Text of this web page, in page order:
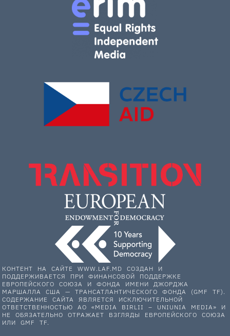
КОНТЕНТ НА САЙТЕ WWW.LAF.MD СОЗДАН И
ПОДДЕРЖИВАЕТСЯ ПРИ ФИНАНСОВОЙ ПОДДЕРЖКЕ
ЕВРОПЕЙСКОГО СОЮЗА И ФОНДА ИМЕНИ ДЖОРДЖА
МАРШАЛЛА США — ТРАНСАТЛАНТИЧЕСКОГО ФОНДА (GMF TF).
СОДЕРЖАНИЕ САЙТА ЯВЛЯЕТСЯ ИСКЛЮЧИТЕЛЬНОЙ
ОТВЕТСТВЕННОСТЬЮ АО «MEDIA BIRLII – UNIUNIA MEDIA» И
НЕ ОБЯЗАТЕЛЬНО ОТРАЖАЕТ ВЗГЛЯДЫ ЕВРОПЕЙСКОГО СОЮЗА
ИЛИ GMF TF.